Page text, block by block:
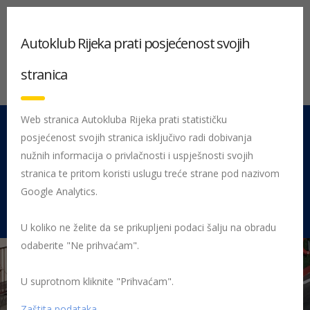
051 212 442 Centrala
Pon - Pet 08:00 - 16:00
Rujevica 9/1, 51000 Rijeka
Početna Posljednje objavljene novosti
Autoklub Rijeka prati posjećenost svojih
stranica
Web stranica Autokluba Rijeka prati statističku
posjećenost svojih stranica isključivo radi dobivanja
nužnih informacija o privlačnosti i uspješnosti svojih
stranica te pritom koristi uslugu treće strane pod nazivom
Google Analytics.
U koliko ne želite da se prikupljeni podaci šalju na obradu
odaberite "Ne prihvaćam".
U suprotnom kliknite "Prihvaćam".